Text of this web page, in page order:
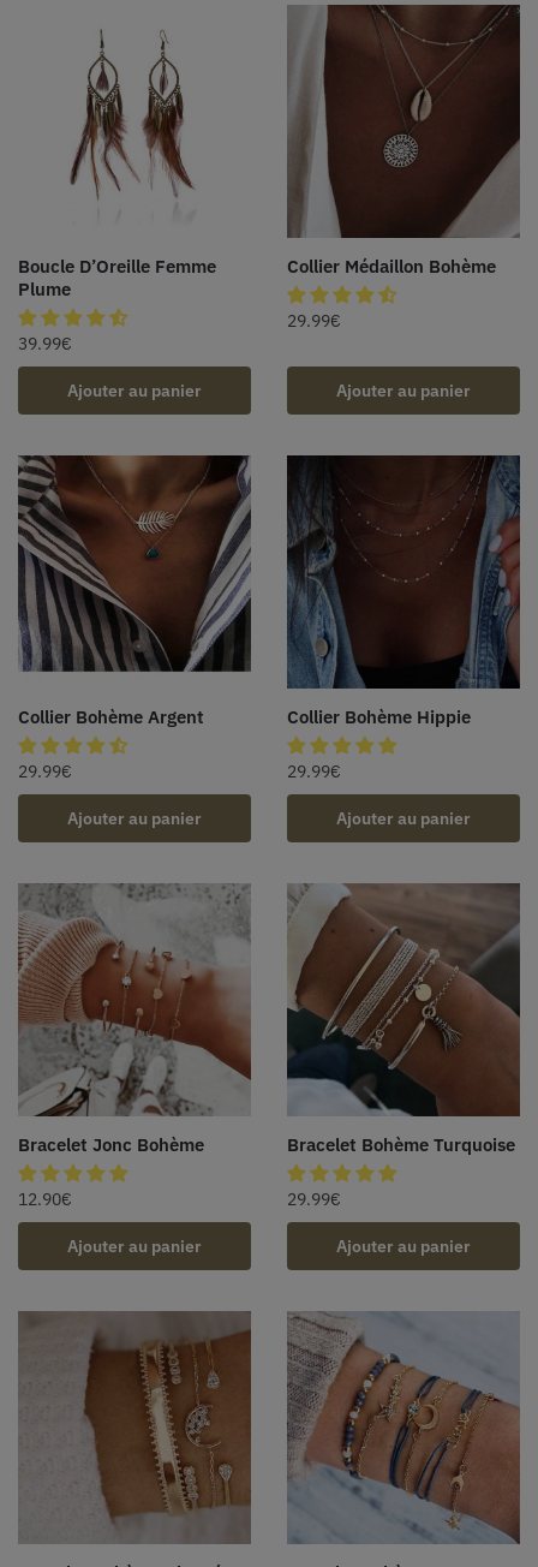
Boucle D’Oreille Femme
Plume
39.99€
Ajouter au panier
Collier Médaillon Bohème
29.99€
Ajouter au panier
Collier Bohème Argent
29.99€
Ajouter au panier
Collier Bohème Hippie
29.99€
Ajouter au panier
Bracelet Jonc Bohème
12.90€
Ajouter au panier
Bracelet Bohème Turquoise
29.99€
Ajouter au panier